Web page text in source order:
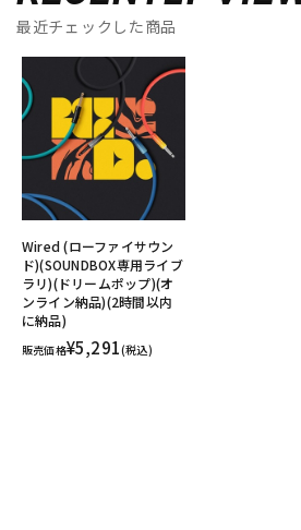
最近チェックした商品
Wired (ローファイサウン
ド)(SOUNDBOX専用ライブ
ラリ)(ドリームポップ)(オ
ンライン納品)(2時間以内
に納品)
販売価格¥5,291(税込)